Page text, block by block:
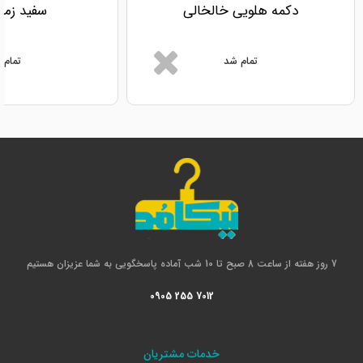
دکمه هلویی خالخالی
تمام شد
سفید
7 روز هفته از ساعت 8 صبح تا 10 شب آماده پاسخگویی به شما عزیزان هستیم
0905 255 7012
خدمات مشتریان